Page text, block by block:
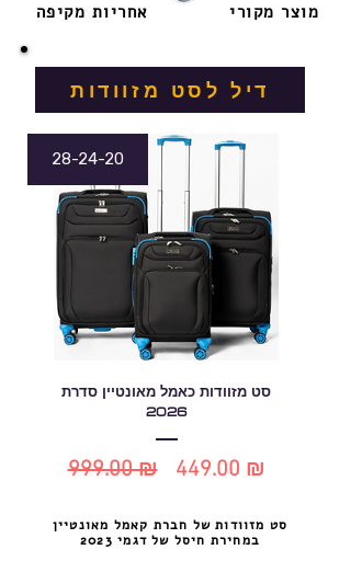
אחריות מקיפה מוצר מקורי
דיל לסט מזוודות
28-24-20
סט מזוודות כאמל מאונטיין סדרת
2026
999.00 ₪
רגיל
449.00 ₪
מבצע
סט מזוודות של חברת קאמל מאונטיין
במחירת חיסל של דגמי 2023